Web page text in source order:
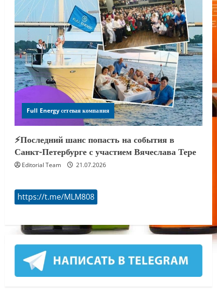
Full Energy сетевая компания
⚡️Последний шанс попасть на события в
Санкт-Петербурге с участием Вячеслава Тере
Editorial Team 21.07.2026
https://t.me/MLM808